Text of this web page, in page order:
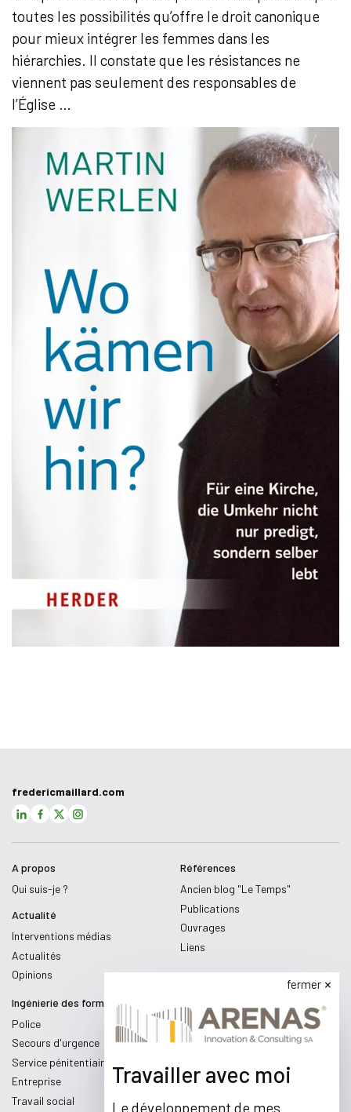
toutes les possibilités qu’offre le droit canonique
pour mieux intégrer les femmes dans les
hiérarchies. Il constate que les résistances ne
viennent pas seulement des responsables de
l’Église …
fredericmaillard.com
A propos
Qui suis-je ?
Actualité
Interventions médias
Actualités
Opinions
Références
Ancien blog "Le Temps"
Publications
Ouvrages
Liens
Ingénierie des formations
Police
Secours d'urgence
Service pénitentiaire
Entreprise
Travail social
fermer
Travailler avec moi
Le développement de mes